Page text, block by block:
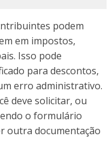
podem
em impostos,
Isso pode
para descontos,
erro administrativo.
deve solicitar, ou
o formulário
outra documentação